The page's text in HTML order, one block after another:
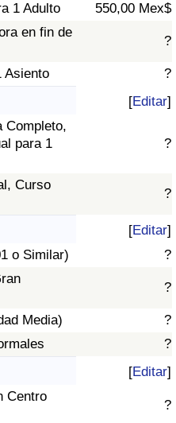
1 Adulto
550,00 Mex$
en fin de
?
Asiento ?
[Editar]
Completo,
para 1
?
Curso
?
[Editar]
o Similar)
?
?
Media)
?
?
[Editar]
Centro
?